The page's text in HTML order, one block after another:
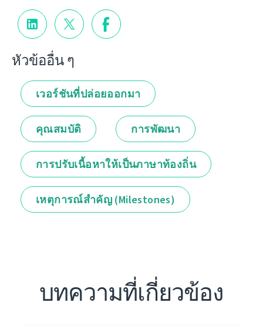
หัวข้ออื่น ๆ
เวอร์ชันที่ปล่อยออกมา
คุณสมบัติ การพัฒนา
การปรับเนื้อหาให้เป็นภาษาท้องถิ่น
เหตุการณ์สำคัญ (Milestones)
บทความที่เกี่ยวข้อง